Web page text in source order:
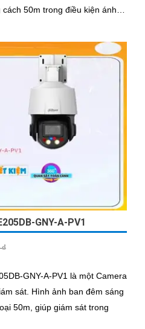
50m trong điều kiện ánh
GNY-A-PV1
GNY-A-PV1 là một Camera
đêm sáng
50m, giúp giám sát trong